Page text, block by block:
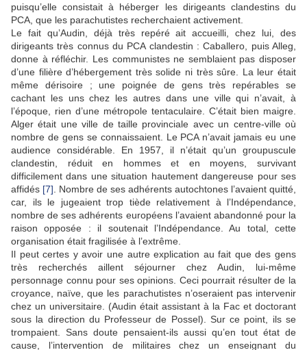
puisqu’elle consistait à héberger les dirigeants clandestins du
PCA, que les parachutistes recherchaient activement.
Le fait qu’Audin, déjà très repéré ait accueilli, chez lui, des
dirigeants très connus du PCA clandestin : Caballero, puis Alleg,
donne à réfléchir. Les communistes ne semblaient pas disposer
d’une filière d’hébergement très solide ni très sûre. La leur était
même dérisoire ; une poignée de gens très repérables se
cachant les uns chez les autres dans une ville qui n’avait, à
l’époque, rien d’une métropole tentaculaire. C’était bien maigre.
Alger était une ville de taille provinciale avec un centre-ville où
nombre de gens se connaissaient. Le PCA n’avait jamais eu une
audience considérable. En 1957, il n’était qu’un groupuscule
clandestin, réduit en hommes et en moyens, survivant
difficilement dans une situation hautement dangereuse pour ses
affidés [7] . Nombre de ses adhérents autochtones l’avaient quitté,
car, ils le jugeaient trop tiède relativement à l’Indépendance,
nombre de ses adhérents européens l’avaient abandonné pour la
raison opposée : il soutenait l’Indépendance. Au total, cette
organisation était fragilisée à l’extrême.
Il peut certes y avoir une autre explication au fait que des gens
très recherchés aillent séjourner chez Audin, lui-même
personnage connu pour ses opinions. Ceci pourrait résulter de la
croyance, naïve, que les parachutistes n’oseraient pas intervenir
chez un universitaire. (Audin était assistant à la Fac et doctorant
sous la direction du Professeur de Possel). Sur ce point, ils se
trompaient. Sans doute pensaient-ils aussi qu’en tout état de
cause, l’intervention de militaires chez un enseignant du